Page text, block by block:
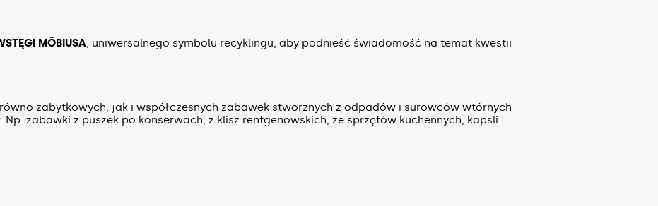
MÖBIUSA , uniwersalnego symbolu recyklingu, aby podnieść świadomość na temat kwestii
zabytkowych, jak i współczesnych zabawek stworznych z odpadów i surowców wtórnych
zabawki z puszek po konserwach, z klisz rentgenowskich, ze sprzętów kuchennych, kapsli